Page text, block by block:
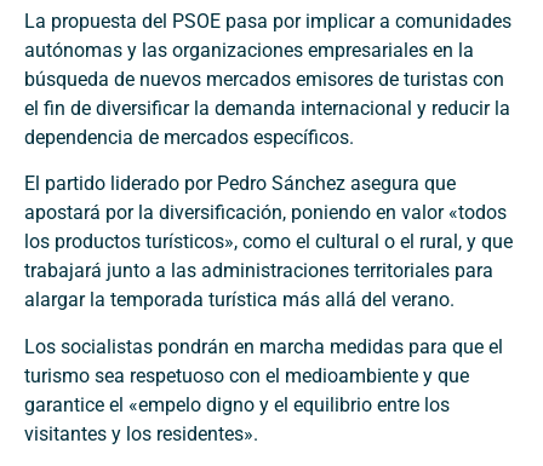
La propuesta del PSOE pasa por implicar a comunidades
autónomas y las organizaciones empresariales en la
búsqueda de nuevos mercados emisores de turistas con
el fin de diversificar la demanda internacional y reducir la
dependencia de mercados específicos.
El partido liderado por Pedro Sánchez asegura que
apostará por la diversificación, poniendo en valor «todos
los productos turísticos», como el cultural o el rural, y que
trabajará junto a las administraciones territoriales para
alargar la temporada turística más allá del verano.
Los socialistas pondrán en marcha medidas para que el
turismo sea respetuoso con el medioambiente y que
garantice el «empelo digno y el equilibrio entre los
visitantes y los residentes».